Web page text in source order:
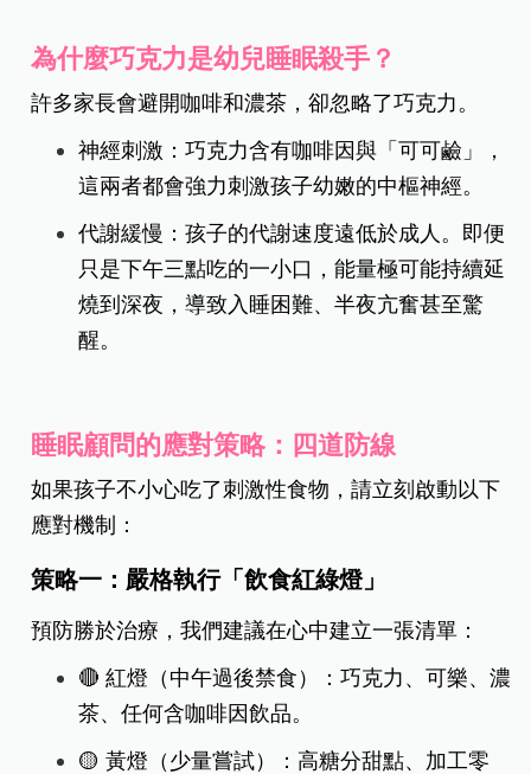
為什麼巧克力是幼兒睡眠殺手？
許多家長會避開咖啡和濃茶，卻忽略了巧克力。
神經刺激：巧克力含有咖啡因與「可可鹼」，
這兩者都會強力刺激孩子幼嫩的中樞神經。
代謝緩慢：孩子的代謝速度遠低於成人。即便
只是下午三點吃的一小口，能量極可能持續延
燒到深夜，導致入睡困難、半夜亢奮甚至驚
醒。
睡眠顧問的應對策略：四道防線
如果孩子不小心吃了刺激性食物，請立刻啟動以下
應對機制：
策略一：嚴格執行「飲食紅綠燈」
預防勝於治療，我們建議在心中建立一張清單：
🔴 紅燈（中午過後禁食）：巧克力、可樂、濃
茶、任何含咖啡因飲品。
🟡 黃燈（少量嘗試）：高糖分甜點、加工零